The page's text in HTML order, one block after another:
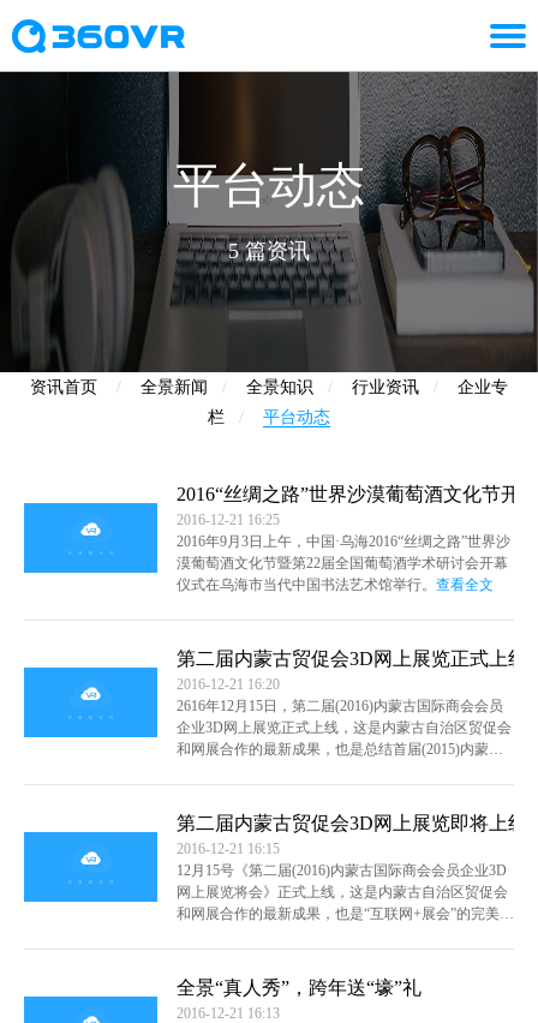
平台动态
5篇资讯
资讯首页 / 全景新闻 / 全景知识 / 行业资讯 /
企业专
栏
/ 平台动态
2016“丝绸之路”世界沙漠葡萄酒文化节开幕
2016-12-21 16:25
2016年9月3日上午，中国·乌海2016“丝绸之路”世界沙
漠葡萄酒文化节暨第22届全国葡萄酒学术研讨会开幕
仪式在乌海市当代中国书法艺术馆举行。 查看全文
第二届内蒙古贸促会3D网上展览正式上线
2016-12-21 16:20
2616年12月15日，第二届(2016)内蒙古国际商会会员
企业3D网上展览正式上线，这是内蒙古自治区贸促会
和网展合作的最新成果，也是总结首届(2015)内蒙古
网上展览。查看全文
第二届内蒙古贸促会3D网上展览即将上线
2016-12-21 16:15
12月15号《第二届(2016)内蒙古国际商会会员企业3D
网上展览将会》正式上线，这是内蒙古自治区贸促会
和网展合作的最新成果，也是“互联网+展会”的完美展
全景“真人秀”，跨年送“壕”礼
2016-12-21 16:13